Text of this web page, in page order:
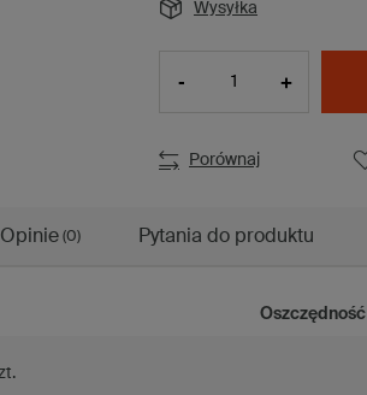
Wysyłka
- +
Porównaj
Opinie (0) Pytania do produktu
Oszczędność